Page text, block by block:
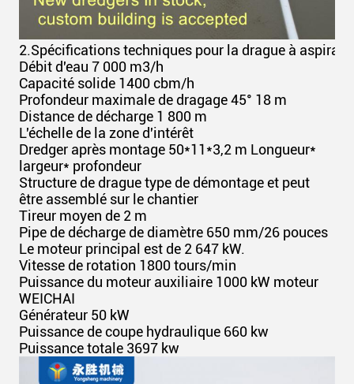
2.Spécifications techniques pour la drague à
Débit d'eau 7 000 m3/h
Capacité solide 1400 cbm/h
Profondeur maximale de dragage 45° 18 m
Distance de décharge 1 800 m
L'échelle de la zone d'intérêt
Dredger après montage 50*11*3,2 m Longueur*
largeur* profondeur
Structure de drague type de démontage et peut
être assemblé sur le chantier
Tireur moyen de 2 m
Pipe de décharge de diamètre 650 mm/26 pouces
Le moteur principal est de 2 647 kW.
Vitesse de rotation 1800 tours/min
Puissance du moteur auxiliaire 1000 kW moteur
WEICHAI
Générateur 50 kW
Puissance de coupe hydraulique 660 kw
Puissance totale 3697 kw